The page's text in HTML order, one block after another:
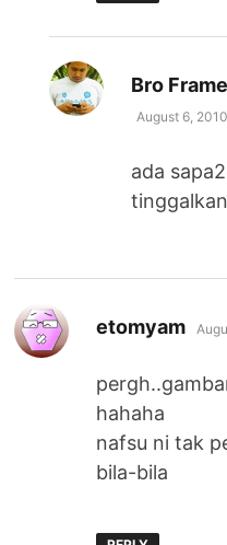
Bro
August 6,
ada
etomyam
hahaha
nafsu ni tak
bila-bila